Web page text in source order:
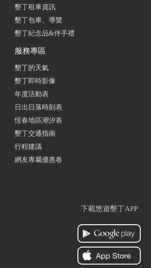
墾丁租車資訊
墾丁包車、導覽
墾丁紀念品&伴手禮
服務專區
墾丁的天氣
墾丁即時影像
年度活動表
日出日落時刻表
恆春地區潮汐表
墾丁交通指南
行程建議
網友專屬優惠卷
下載悠遊墾丁APP